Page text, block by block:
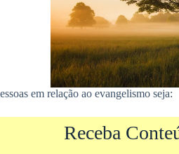
em relação ao evangelismo seja:
Receba